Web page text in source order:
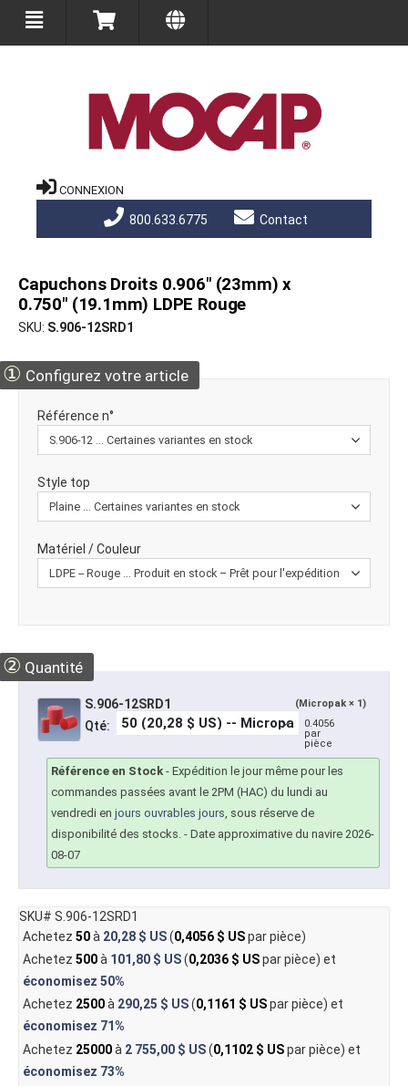
CONNEXION
800.633.6775 Contact
Capuchons Droits 0.906" (23mm) x
0.750" (19.1mm) LDPE Rouge
SKU S.906-12SRD1
① Configurez votre article
Référence n°
Style top
Matériel / Couleur
② Quantité
S.906-12SRD1 (Micropak × 1)
Qté:
0.4056
par
pièce
Référence en Stock - Expédition le jour même pour les
commandes passées avant le 2PM (HAC) du lundi au
vendredi en jours ouvrables jours, sous réserve de
disponibilité des stocks. - Date approximative du navire 2026-
08-07
SKU# S.906-12SRD1
Achetez 50à 20,28 $ US(0,4056 $ USpar pièce)
Achetez 500à 101,80 $ US(0,2036 $ USpar pièce) et
économisez 50%
Achetez 2500à 290,25 $ US(0,1161 $ USpar pièce) et
économisez 71%
Achetez 25000à 2 755,00 $ US(0,1102 $ USpar pièce) et
économisez 73%